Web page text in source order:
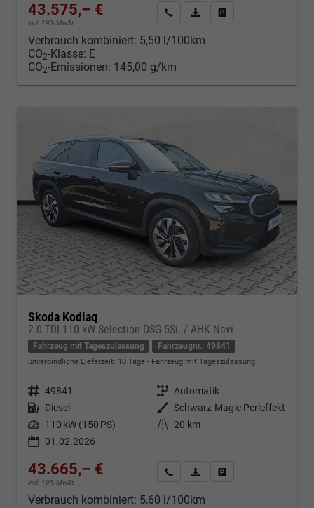
43.575,– €
incl. 19% MwSt.
Kontakt & Angebot anfordern
PDF-Datei, Fahrzeugexposé
Verbrauch kombiniert: 5,50 l/100km
CO2-Klasse: E
CO2-Emissionen: 145,00 g/km
Skoda Kodiaq
2.0 TDI 110 kW Selection DSG 5Si. / AHK Navi
Fahrzeug mit Tageszulassung Fahrzeugnr.: 49841
unverbindliche Lieferzeit: 10 Tage Fahrzeug mit Tageszulassung
Fahrzeugnr. 49841 Getriebe Automatik
Kraftstoff Diesel Außenfarbe Schwarz-Magic Perleffekt
Leistung 110 kW (150 PS) Kilometerstand
20 km
01.02.2026
43.665,– €
incl. 19% MwSt.
Kontakt & Angebot anfordern
PDF-Datei, Fahrzeugexposé
Verbrauch kombiniert: 5,60 l/100km